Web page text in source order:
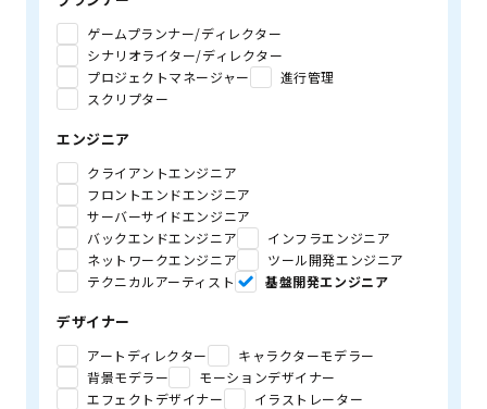
ゲームプランナー/ディレクター
シナリオライター/ディレクター
プロジェクトマネージャー
進行管理
スクリプター
エンジニア
クライアントエンジニア
フロントエンドエンジニア
サーバーサイドエンジニア
バックエンドエンジニア
インフラエンジニア
ネットワークエンジニア
ツール開発エンジニア
テクニカルアーティスト
基盤開発エンジニア
デザイナー
アートディレクター
キャラクターモデラー
背景モデラー
モーションデザイナー
エフェクトデザイナー
イラストレーター